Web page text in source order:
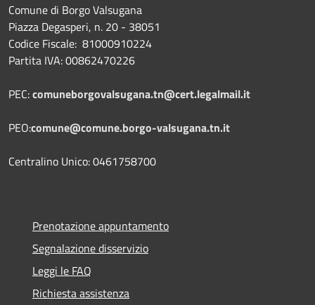
Comune di Borgo Valsugana
Piazza Degasperi, n. 20 - 38051
Codice Fiscale: 81000910224
Partita IVA: 00862470226
PEC:comuneborgovalsugana.tn@cert.legalmail.it
PEO:comune@comune.borgo-valsugana.tn.it
Centralino Unico: 0461758700
Prenotazione appuntamento
Segnalazione disservizio
Leggi le FAQ
Richiesta assistenza